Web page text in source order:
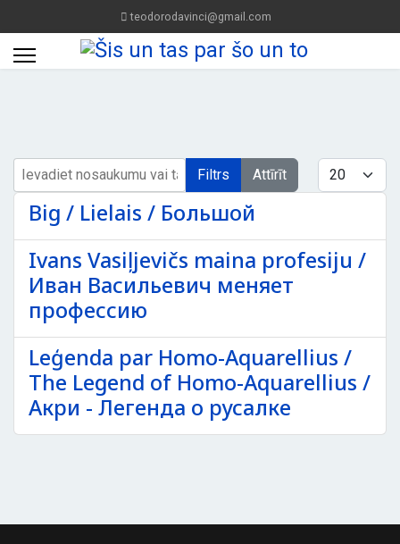
teodorodavinci@gmail.com
Ievadiet nosaukumu vai tā daļu
Filtrs Attīrīt
Rādīt #
Big / Lielais / Большой
Ivans Vasiļjevičs maina profesiju /
Иван Васильевич меняет
профессию
Leģenda par Homo-Aquarellius /
The Legend of Homo-Aquarellius /
Акри - Легенда о русалке